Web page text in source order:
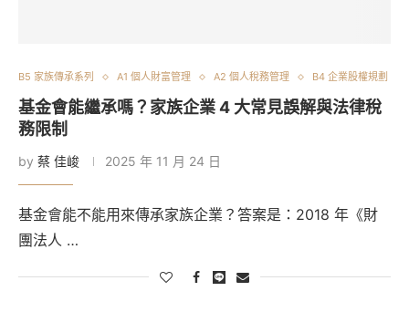
B5 家族傳承系列 A1 個人財富管理 A2 個人稅務管理 B4 企業股權規劃
基金會能繼承嗎？家族企業 4 大常見誤解與法律稅
務限制
by 蔡 佳峻 2025 年 11 月 24 日
基金會能不能用來傳承家族企業？答案是：2018 年《財
團法人 …